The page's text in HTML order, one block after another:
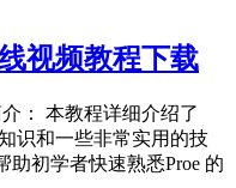
视频教程下载
： 本教程详细介绍了
识和一些非常实用的技
助初学者快速熟悉Proe 的